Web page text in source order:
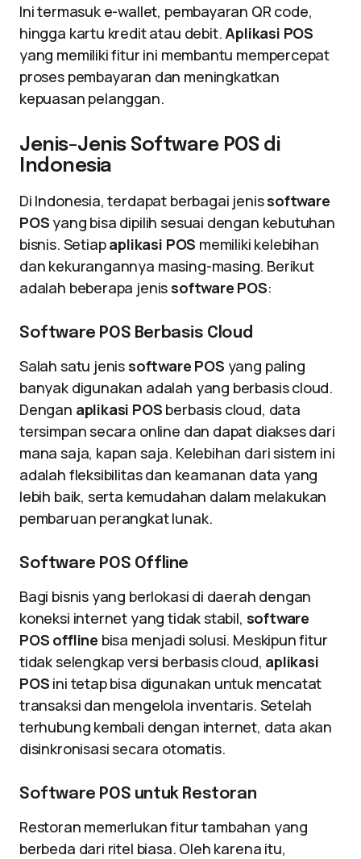
Ini termasuk e-wallet, pembayaran QR code,
hingga kartu kredit atau debit.Aplikasi POS
yang memiliki fitur ini membantu mempercepat
proses pembayaran dan meningkatkan
kepuasan pelanggan.
Jenis-Jenis Software POS di
Indonesia
Di Indonesia, terdapat berbagai jenissoftware
POS yang bisa dipilih sesuai dengan kebutuhan
bisnis. Setiapaplikasi POS memiliki kelebihan
dan kekurangannya masing-masing. Berikut
adalah beberapa jenis software POS:
Software POS Berbasis Cloud
Salah satu jenis software POS yang paling
banyak digunakan adalah yang berbasis cloud.
Dengan aplikasi POS berbasis cloud, data
tersimpan secara online dan dapat diakses dari
mana saja, kapan saja. Kelebihan dari sistem ini
adalah fleksibilitas dan keamanan data yang
lebih baik, serta kemudahan dalam melakukan
pembaruan perangkat lunak.
Software POS Offline
Bagi bisnis yang berlokasi di daerah dengan
koneksi internet yang tidak stabil, software
POS offline bisa menjadi solusi. Meskipun fitur
tidak selengkap versi berbasis cloud, aplikasi
POS ini tetap bisa digunakan untuk mencatat
transaksi dan mengelola inventaris. Setelah
terhubung kembali dengan internet, data akan
disinkronisasi secara otomatis.
Software POS untuk Restoran
Restoran memerlukan fitur tambahan yang
berbeda dari ritel biasa. Oleh karena itu,